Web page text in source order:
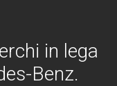
in lega
Benz.